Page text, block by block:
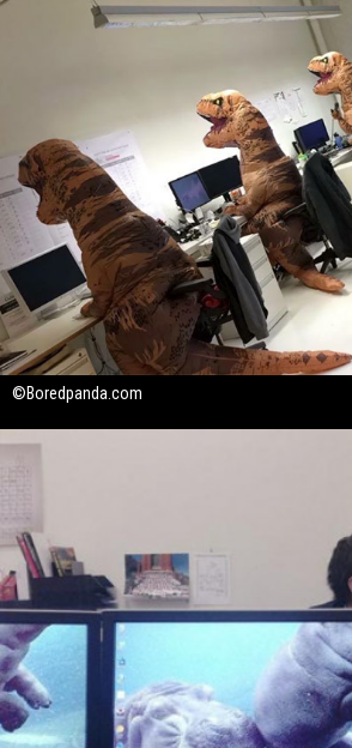
©Boredpanda.com